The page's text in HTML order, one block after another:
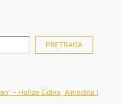
PRETRAGA
– Hafize Eldina, Almedina i